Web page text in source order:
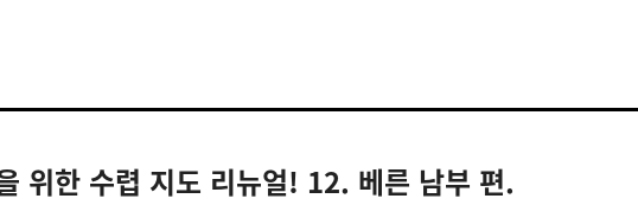
위한 수렵 지도 리뉴얼! 12. 베른 남부 편.